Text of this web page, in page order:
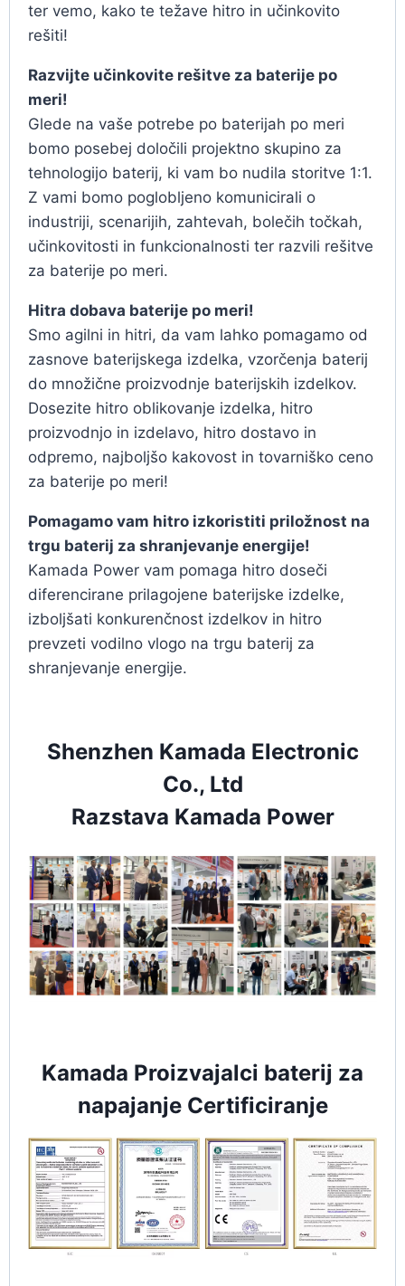
ter vemo, kako te težave hitro in učinkovito
rešiti!
Razvijte učinkovite rešitve za baterije po
meri!
Glede na vaše potrebe po baterijah po meri
bomo posebej določili projektno skupino za
tehnologijo baterij, ki vam bo nudila storitve 1:1.
Z vami bomo poglobljeno komunicirali o
industriji, scenarijih, zahtevah, bolečih točkah,
učinkovitosti in funkcionalnosti ter razvili rešitve
za baterije po meri.
Hitra dobava baterije po meri!
Smo agilni in hitri, da vam lahko pomagamo od
zasnove baterijskega izdelka, vzorčenja baterij
do množične proizvodnje baterijskih izdelkov.
Dosezite hitro oblikovanje izdelka, hitro
proizvodnjo in izdelavo, hitro dostavo in
odpremo, najboljšo kakovost in tovarniško ceno
za baterije po meri!
Pomagamo vam hitro izkoristiti priložnost na
trgu baterij za shranjevanje energije!
Kamada Power vam pomaga hitro doseči
diferencirane prilagojene baterijske izdelke,
izboljšati konkurenčnost izdelkov in hitro
prevzeti vodilno vlogo na trgu baterij za
shranjevanje energije.
Shenzhen Kamada Electronic
Co., Ltd
Razstava Kamada Power
Kamada Proizvajalci baterij za
napajanje Certificiranje